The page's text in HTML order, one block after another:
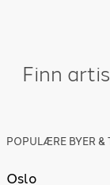
Finn
POPULÆRE BYER &
Oslo